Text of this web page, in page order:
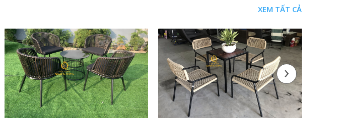
XEM TẤT CẢ
›